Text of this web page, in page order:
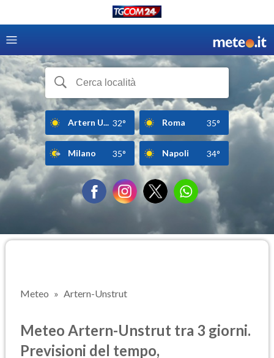
Artern U... 32° Roma 35°
Milano 35° Napoli 34°
Meteo Artern-Unstrut
Meteo Artern-Unstrut tra 3 giorni.
Previsioni del tempo,